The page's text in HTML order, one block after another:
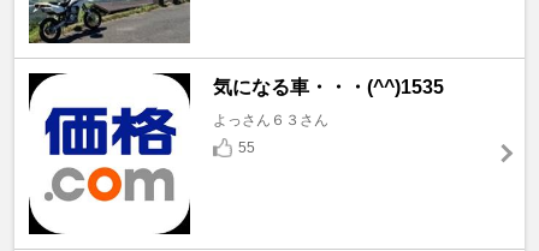
気になる車・・・(^^)1535
よっさん６３さん
55